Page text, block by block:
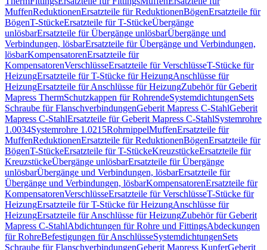
MuffenReduktionenErsatzteile für ReduktionenBögenErsatzteile für
BögenT-StückeErsatzteile für T-StückeÜbergänge
unlösbarErsatzteile für Übergänge unlösbarÜbergänge und
Verbindungen, lösbarErsatzteile für Übergänge und Verbindungen,
lösbarKompensatorenErsatzteile für
KompensatorenVerschlüsseErsatzteile für VerschlüsseT-Stücke für
HeizungErsatzteile für T-Stücke für HeizungAnschlüsse für
HeizungErsatzteile für Anschlüsse für HeizungZubehör für Geberit
Mapress ThermSchutzkappen für RohrendeSystemdichtungenSets
Schraube für FlanschverbindungenGeberit Mapress C-StahlGeberit
Mapress C-StahlErsatzteile für Geberit Mapress C-StahlSystemrohre
1.0034Systemrohre 1.0215RohrnippelMuffenErsatzteile für
MuffenReduktionenErsatzteile für ReduktionenBögenErsatzteile für
BögenT-StückeErsatzteile für T-StückeKreuzstückeErsatzteile für
KreuzstückeÜbergänge unlösbarErsatzteile für Übergänge
unlösbarÜbergänge und Verbindungen, lösbarErsatzteile für
Übergänge und Verbindungen, lösbarKompensatorenErsatzteile für
KompensatorenVerschlüsseErsatzteile für VerschlüsseT-Stücke für
HeizungErsatzteile für T-Stücke für HeizungAnschlüsse für
HeizungErsatzteile für Anschlüsse für HeizungZubehör für Geberit
Mapress C-StahlAbdichtungen für Rohre und FittingsAbdeckungen
für RohreBefestigungen für AnschlüsseSystemdichtungenSets
Schraube für FlanschverbindungenGeberit Mapress KupferGeberit